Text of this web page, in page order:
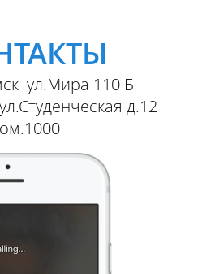
ул.Мира 110 Б
д.12